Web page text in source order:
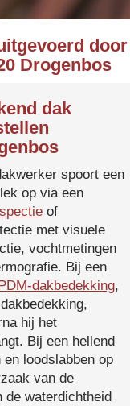
door
Drogenbos
dak
spoort een
op via een
of
met visuele
vochtmetingen
Bij een
dakbedekking,
hij het
Bij een hellend
loodslabben op
van de
de waterdichtheid